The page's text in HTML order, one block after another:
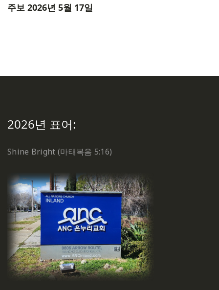
주보 2026년 5월 17일
2026년 표어:
Shine Bright (마태복음 5:16)